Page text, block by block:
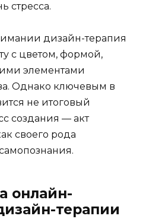
стресса.
дизайн-терапия
с цветом, формой,
элементами
Однако ключевым в
не итоговый
создания — акт
своего рода
онлайн-
терапии